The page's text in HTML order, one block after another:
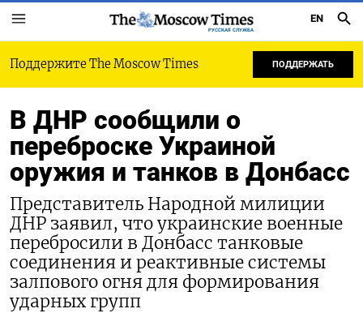
РУССКАЯ СЛУЖБА
EN
Поддержите The Moscow Times ПОДДЕРЖАТЬ
В ДНР сообщили о
переброске Украиной
оружия и танков в Донбасс
Представитель Народной милиции
ДНР заявил, что украинские военные
перебросили в Донбасс танковые
соединения и реактивные системы
залпового огня для формирования
ударных групп